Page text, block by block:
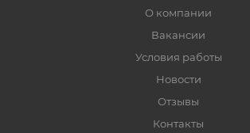
О компании
Вакансии
Условия работы
Новости
Отзывы
Контакты